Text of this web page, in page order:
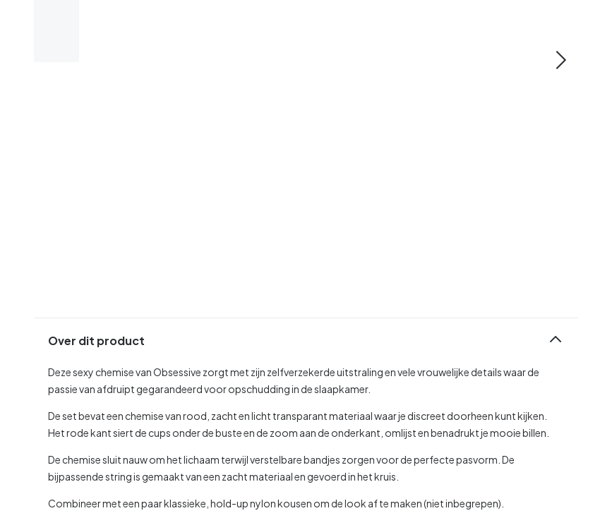
Over dit product
Deze sexy chemise van Obsessive zorgt met zijn zelfverzekerde uitstraling en vele vrouwelijke details waar de
passie van afdruipt gegarandeerd voor opschudding in de slaapkamer.
De set bevat een chemise van rood, zacht en licht transparant materiaal waar je discreet doorheen kunt kijken.
Het rode kant siert de cups onder de buste en de zoom aan de onderkant, omlijst en benadrukt je mooie billen.
De chemise sluit nauw om het lichaam terwijl verstelbare bandjes zorgen voor de perfecte pasvorm. De
bijpassende string is gemaakt van een zacht materiaal en gevoerd in het kruis.
Combineer met een paar klassieke, hold-up nylon kousen om de look af te maken (niet inbegrepen).